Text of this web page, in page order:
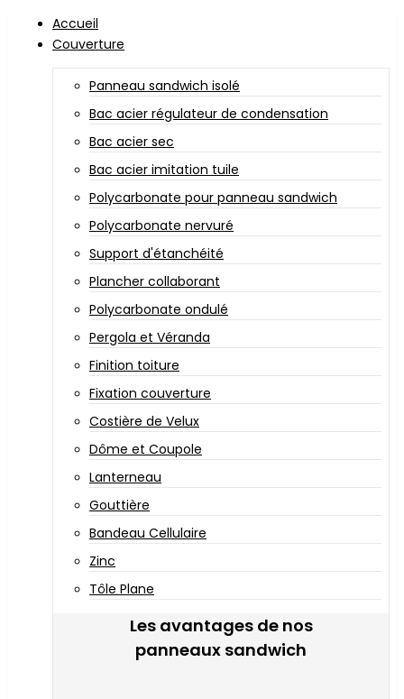
Accueil
Couverture
Panneau sandwich isolé
Bac acier régulateur de condensation
Bac acier sec
Bac acier imitation tuile
Polycarbonate pour panneau sandwich
Polycarbonate nervuré
Support d'étanchéité
Plancher collaborant
Polycarbonate ondulé
Pergola et Véranda
Finition toiture
Fixation couverture
Costière de Velux
Dôme et Coupole
Lanterneau
Gouttière
Bandeau Cellulaire
Zinc
Tôle Plane
Les avantages de nos
panneaux sandwich